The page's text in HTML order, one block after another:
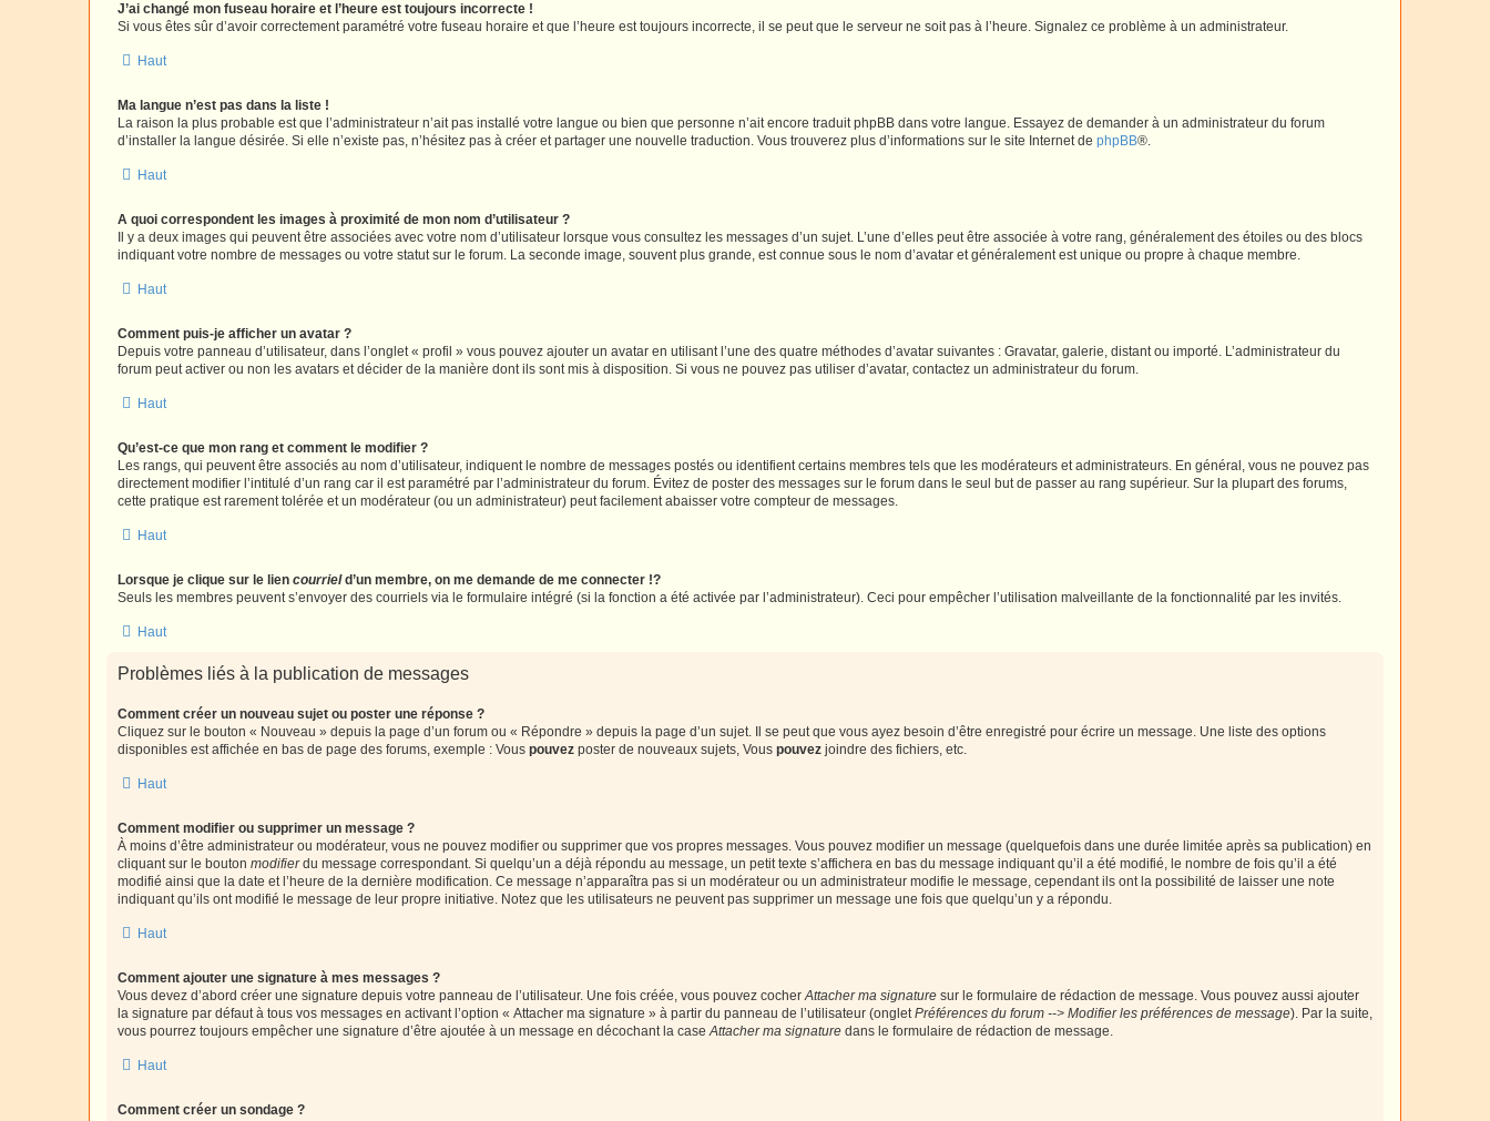
J’ai changé mon fuseau horaire et l’heure est toujours incorrecte !
Si vous êtes sûr d’avoir correctement paramétré votre fuseau horaire et que l’heure est toujours incorrecte, il se peut que le serveur ne soit pas à l’heure. Signalez ce problème à un administrateur.
Haut
Ma langue n’est pas dans la liste !
La raison la plus probable est que l’administrateur n’ait pas installé votre langue ou bien que personne n’ait encore traduit phpBB dans votre langue. Essayez de demander à un administrateur du forum
d’installer la langue désirée. Si elle n’existe pas, n’hésitez pas à créer et partager une nouvelle traduction. Vous trouverez plus d’informations sur le site Internet de phpBB®.
Haut
A quoi correspondent les images à proximité de mon nom d’utilisateur ?
Il y a deux images qui peuvent être associées avec votre nom d’utilisateur lorsque vous consultez les messages d’un sujet. L’une d’elles peut être associée à votre rang, généralement des étoiles ou des blocs
indiquant votre nombre de messages ou votre statut sur le forum. La seconde image, souvent plus grande, est connue sous le nom d’avatar et généralement est unique ou propre à chaque membre.
Haut
Comment puis-je afficher un avatar ?
Depuis votre panneau d’utilisateur, dans l’onglet « profil » vous pouvez ajouter un avatar en utilisant l’une des quatre méthodes d’avatar suivantes : Gravatar, galerie, distant ou importé. L’administrateur du
forum peut activer ou non les avatars et décider de la manière dont ils sont mis à disposition. Si vous ne pouvez pas utiliser d’avatar, contactez un administrateur du forum.
Haut
Qu’est-ce que mon rang et comment le modifier ?
Les rangs, qui peuvent être associés au nom d’utilisateur, indiquent le nombre de messages postés ou identifient certains membres tels que les modérateurs et administrateurs. En général, vous ne pouvez pas
directement modifier l’intitulé d’un rang car il est paramétré par l’administrateur du forum. Évitez de poster des messages sur le forum dans le seul but de passer au rang supérieur. Sur la plupart des forums,
cette pratique est rarement tolérée et un modérateur (ou un administrateur) peut facilement abaisser votre compteur de messages.
Haut
Lorsque je clique sur le lien courrield’un membre, on me demande de me connecter !?
Seuls les membres peuvent s’envoyer des courriels via le formulaire intégré (si la fonction a été activée par l’administrateur). Ceci pour empêcher l’utilisation malveillante de la fonctionnalité par les invités.
Haut
Problèmes liés à la publication de messages
Comment créer un nouveau sujet ou poster une réponse ?
Cliquez sur le bouton « Nouveau » depuis la page d’un forum ou « Répondre » depuis la page d’un sujet. Il se peut que vous ayez besoin d’être enregistré pour écrire un message. Une liste des options
disponibles est affichée en bas de page des forums, exemple : Vous pouvez poster de nouveaux sujets, Vous pouvez joindre des fichiers, etc.
Haut
Comment modifier ou supprimer un message ?
À moins d’être administrateur ou modérateur, vous ne pouvez modifier ou supprimer que vos propres messages. Vous pouvez modifier un message (quelquefois dans une durée limitée après sa publication) en
cliquant sur le bouton modifierdu message correspondant. Si quelqu’un a déjà répondu au message, un petit texte s’affichera en bas du message indiquant qu’il a été modifié, le nombre de fois qu’il a été
modifié ainsi que la date et l’heure de la dernière modification. Ce message n’apparaîtra pas si un modérateur ou un administrateur modifie le message, cependant ils ont la possibilité de laisser une note
indiquant qu’ils ont modifié le message de leur propre initiative. Notez que les utilisateurs ne peuvent pas supprimer un message une fois que quelqu’un y a répondu.
Haut
Comment ajouter une signature à mes messages ?
Vous devez d’abord créer une signature depuis votre panneau de l’utilisateur. Une fois créée, vous pouvez cocherAttacher ma signature sur le formulaire de rédaction de message. Vous pouvez aussi ajouter
la signature par défaut à tous vos messages en activant l’option « Attacher ma signature » à partir du panneau de l’utilisateur (ongletPréférences du forum --> Modifier les préférences de message). Par la suite,
vous pourrez toujours empêcher une signature d’être ajoutée à un message en décochant la caseAttacher ma signature dans le formulaire de rédaction de message.
Haut
Comment créer un sondage ?